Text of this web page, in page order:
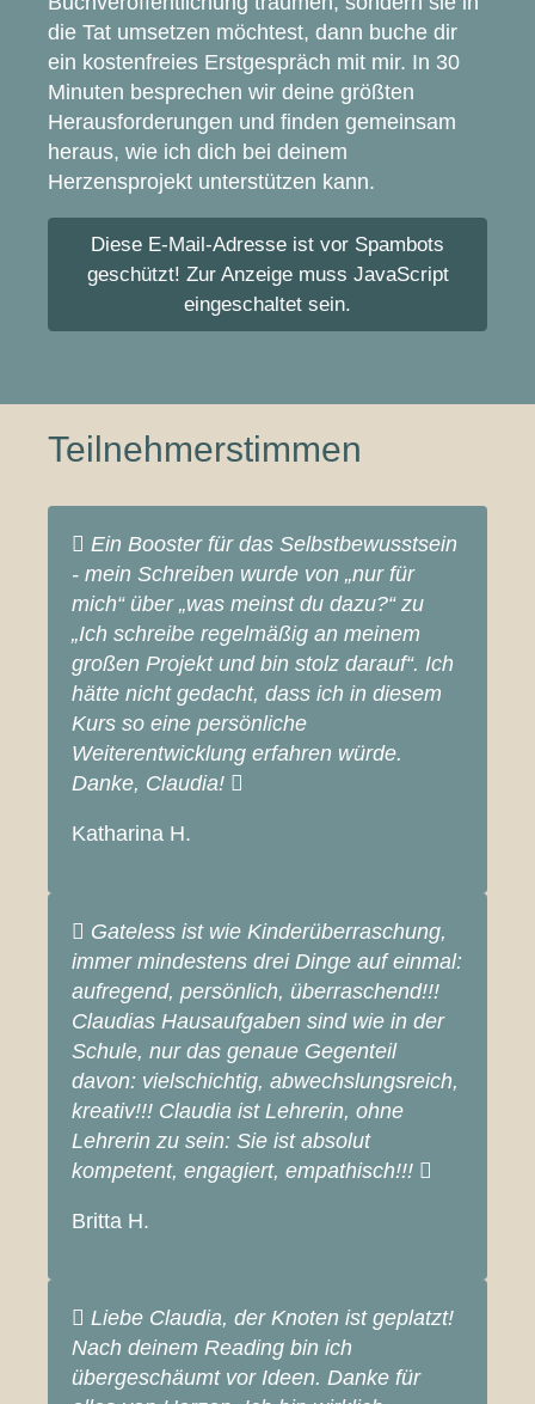
die Tat umsetzen möchtest, dann buche dir
ein kostenfreies Erstgespräch mit mir. In 30
Minuten besprechen wir deine größten
Herausforderungen und finden gemeinsam
heraus, wie ich dich bei deinem
Herzensprojekt unterstützen kann.
Diese E-Mail-Adresse ist vor Spambots
geschützt! Zur Anzeige muss JavaScript
eingeschaltet sein.
Teilnehmerstimmen
Ein Booster für das Selbstbewusstsein
- mein Schreiben wurde von „nur für
mich“ über „was meinst du dazu?“ zu
„Ich schreibe regelmäßig an meinem
großen Projekt und bin stolz darauf“. Ich
hätte nicht gedacht, dass ich in diesem
Kurs so eine persönliche
Weiterentwicklung erfahren würde.
Danke, Claudia!
Katharina H.
Gateless ist wie Kinderüberraschung,
immer mindestens drei Dinge auf einmal:
aufregend, persönlich, überraschend!!!
Claudias Hausaufgaben sind wie in der
Schule, nur das genaue Gegenteil
davon: vielschichtig, abwechslungsreich,
kreativ!!! Claudia ist Lehrerin, ohne
Lehrerin zu sein: Sie ist absolut
kompetent, engagiert, empathisch!!!
Britta H.
Liebe Claudia, der Knoten ist geplatzt!
Nach deinem Reading bin ich
übergeschäumt vor Ideen. Danke für